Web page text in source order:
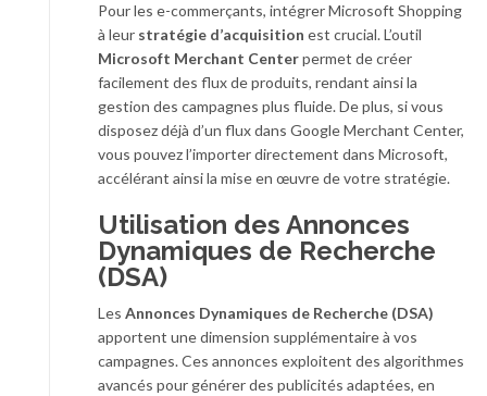
Pour les e-commerçants, intégrer Microsoft Shopping
à leur stratégie d’acquisition est crucial. L’outil
Microsoft Merchant Centerpermet de créer
facilement des flux de produits, rendant ainsi la
gestion des campagnes plus fluide. De plus, si vous
disposez déjà d’un flux dans Google Merchant Center,
vous pouvez l’importer directement dans Microsoft,
accélérant ainsi la mise en œuvre de votre stratégie.
Utilisation des Annonces
Dynamiques de Recherche
(DSA)
Les Annonces Dynamiques de Recherche (DSA)
apportent une dimension supplémentaire à vos
campagnes. Ces annonces exploitent des algorithmes
avancés pour générer des publicités adaptées, en